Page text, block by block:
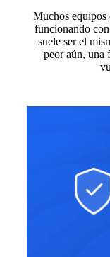
Muchos equipos
funcionando
suele ser el
peor aún, una